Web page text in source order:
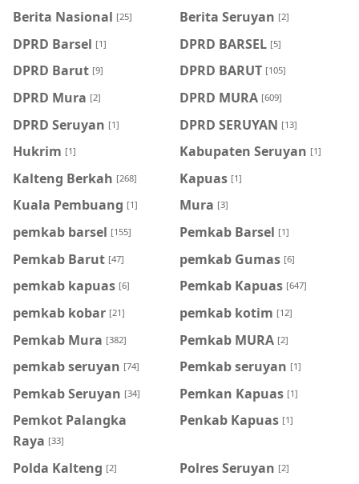
Berita Nasional [25] Berita Seruyan [2]
DPRD Barsel [1] DPRD BARSEL [5]
DPRD Barut [9] DPRD BARUT [105]
DPRD Mura [2] DPRD MURA [609]
DPRD Seruyan [1] DPRD SERUYAN [13]
Hukrim [1] Kabupaten Seruyan [1]
Kalteng Berkah [268] Kapuas [1]
Kuala Pembuang [1] Mura [3]
pemkab barsel [155] Pemkab Barsel [1]
Pemkab Barut [47] pemkab Gumas [6]
pemkab kapuas [6] Pemkab Kapuas [647]
pemkab kobar [21] pemkab kotim [12]
Pemkab Mura [382] Pemkab MURA [2]
pemkab seruyan [74] Pemkab seruyan [1]
Pemkab Seruyan [34] Pemkan Kapuas [1]
Pemkot Palangka
Raya [33]
Penkab Kapuas [1]
Polda Kalteng [2] Polres Seruyan [2]